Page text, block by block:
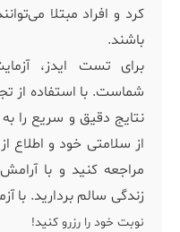
کرد و افراد مبتلا
باشند.
برای تست ایدز،
شماست. با استفاده از
نتایج دقیق و سریع را
مراجعه کنید و با
زندگی سالم بردارید. با
نوبت خود را رزرو کنید!